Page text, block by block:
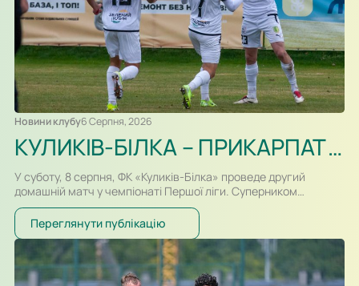
Новини клубу6 Серпня, 2026
КУЛИКІВ-БІЛКА – ПРИКАРПАТТЯ-БЛАГО. ПРЕВ’Ю
У суботу, 8 серпня, ФК «Куликів-Білка» проведе другий
домашній матч у чемпіонаті Першої ліги. Суперником
команди Сергія Атласюка стане івано-франківське
«Прикарпаття-Благо». Поєдинок на «Арені Куликів»
розпочнеться о 16:30. Для суперників це буде перша
офіційна зустріч в історії. Раніше команди перетиналися
лише у контрольних матчах. Старт сезону для команд
вийшов різним. Новачок Першої ліги «Куликів-Білка» у…
Переглянути публікацію